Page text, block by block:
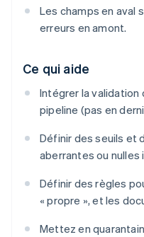
Les champs en aval
erreurs en amont.
Ce qui aide
Intégrer la
pipeline (pas en
Définir des seuils et
aberrantes ou nulles
Définir des règles
« propre », et les
Mettez en